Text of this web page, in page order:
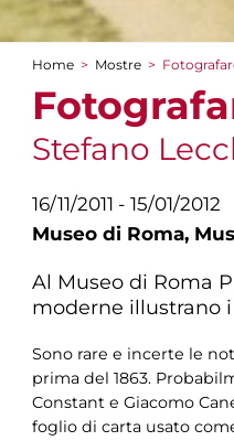
Tu sei qui
Home > Mostre >
Stefano
16/11/2011 - 15/01/2012
Museo di Roma,
Al Museo di Roma
moderne illustrano
Sono rare e incerte le
prima del 1863.
Constant e Giacomo
foglio di carta usato